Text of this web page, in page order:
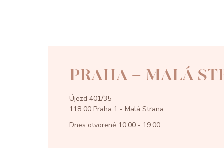
PRAHA - MALÁ
Újezd 401/35
118 00 Praha 1 - Malá Strana
Dnes otvorené 10:00 - 19:00